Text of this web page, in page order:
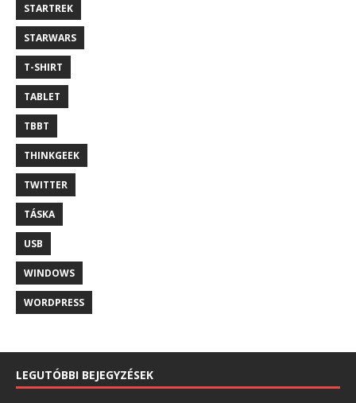
STARTREK
STARWARS
T-SHIRT
TABLET
TBBT
THINKGEEK
TWITTER
TÁSKA
USB
WINDOWS
WORDPRESS
LEGUTÓBBI BEJEGYZÉSEK